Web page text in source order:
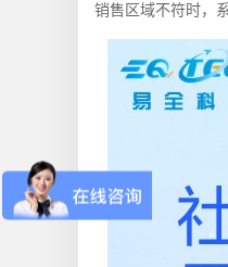
销售区域不符时，